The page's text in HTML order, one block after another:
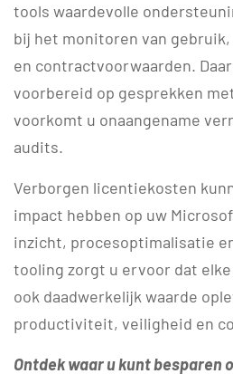
tools waardevolle
bij het monitoren van
en contractvoorwaarden.
voorbereid op gesprekken
voorkomt u onaangename
audits.
Verborgen licentiekosten
impact hebben op uw
inzicht, procesoptimalisatie
tooling zorgt u ervoor dat
ook daadwerkelijk waarde
productiviteit, veiligheid en
Ontdek waar u kunt besparen